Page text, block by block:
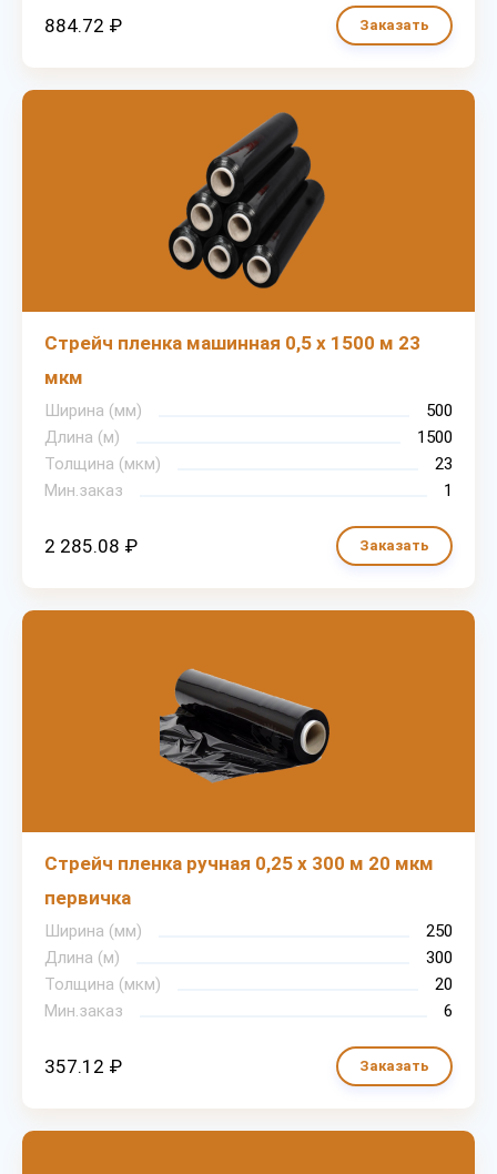
884.72 ₽ Заказать
Стрейч пленка машинная 0,5 х 1500 м 23
мкм
Ширина (мм)
500
Длина (м)
1500
Толщина (мкм)
23
Мин.заказ
1
2 285.08 ₽ Заказать
Стрейч пленка ручная 0,25 х 300 м 20 мкм
первичка
Ширина (мм)
250
Длина (м)
300
Толщина (мкм)
20
Мин.заказ
6
357.12 ₽ Заказать